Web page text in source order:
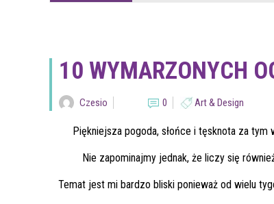
10 WYMARZONYCH
Czesio 0 Art & Design
Piękniejsza pogoda, słońce i tęsknota za
Nie zapominajmy jednak, że liczy się
Temat jest mi bardzo bliski ponieważ od wielu